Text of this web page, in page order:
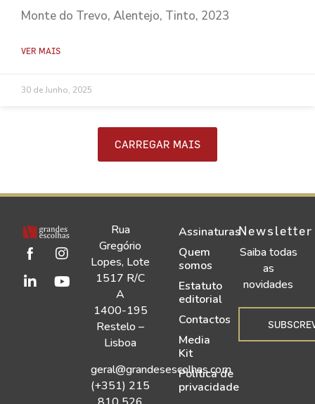
Monte do Trevo, Alentejo, Tinto, 2023
VER MAIS
30 de Junho, 2025
CARREGAR MAIS
Rua
Gregório
Lopes, Lote
1517 R/C
A
1400-195
Restelo –
Lisboa
geral@grandesescolhas.com
(+351) 215
Assinaturas
Quem
somos
Estatuto
editorial
Contactos
Media
Kit
Política de
privacidade
Newsletter
Saiba todas
as
novidades